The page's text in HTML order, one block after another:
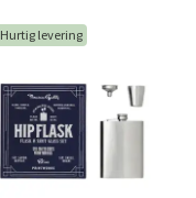
Hurtig levering